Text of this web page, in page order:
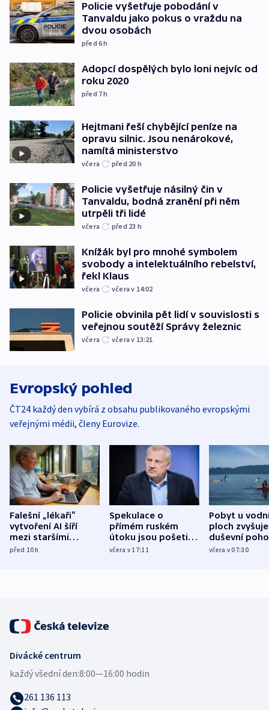
Policie vyšetřuje pobodání v
Tanvaldu jako pokus o vraždu na
dvou osobách
před 6h
Adopcí dospělých bylo loni nejvíc od
roku 2020
před 7h
Hejtmani řeší chybějící peníze na
opravu silnic. Jsou nenárokové,
namítá ministerstvo
včera před 20 h
Policie vyšetřuje násilný čin v
Tanvaldu, bodná zranění při něm
utrpěli tři lidé
včera před 23 h
Knížák byl pro mnohé symbolem
svobody a intelektuálního rebelství,
řekl Klaus
včera včera v 14:02
Policie obvinila pět lidí v souvislosti s
veřejnou soutěží Správy železnic
včera včera v 13:21
Evropský pohled
ČT24 každý den vybírá z obsahu publikovaného evropskými
veřejnými médii, členy Eurovize.
Falešní „lékaři“
vytvoření AI šíří
mezi staršími
Poláky nebezpečné
před 10h
Spekulace o
přímém ruském
útoku jsou pošetilé,
míní estonský
včera v 17:11
Pobyt u
ploch zvyšuje
duševní
ukázala
včera v 07:30
Divácké centrum
každý všední den:8:00—16:00 hodin
261 136 113